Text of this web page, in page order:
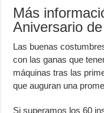
Más
Aniversario
Las buenas
con las ganas que
máquinas tras las
que auguran una
Si superamos los 60